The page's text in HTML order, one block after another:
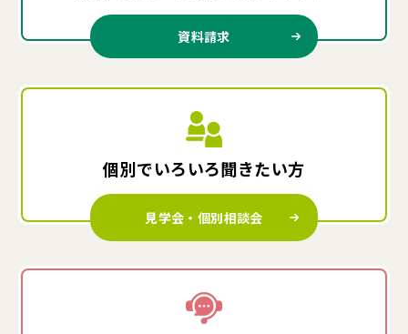
資料請求
個別でいろいろ聞きたい方
見学会・個別相談会